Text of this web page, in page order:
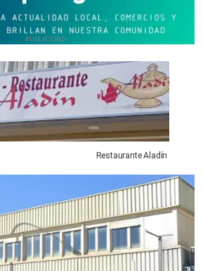
Restaurante Aladín